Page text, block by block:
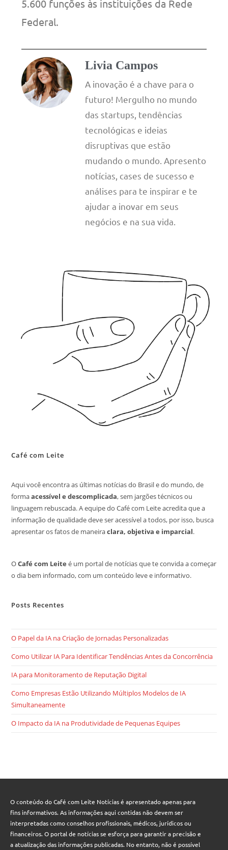
5.600 funções às instituições da Rede
Federal.
Livia Campos
A inovação é a chave para o
futuro! Mergulho no mundo
das startups, tendências
tecnológicas e ideias
disruptivas que estão
mudando o mundo. Apresento
notícias, cases de sucesso e
análises para te inspirar e te
ajudar a inovar em seus
negócios e na sua vida.
Café com Leite
Aqui você encontra as últimas notícias do Brasil e do mundo, de
formaacessível e descomplicada, sem jargões técnicos ou
linguagem rebuscada. A equipe do Café com Leite acredita que a
informação de qualidade deve ser acessível a todos, por isso, busca
apresentar os fatos de maneiraclara, objetiva e imparcial.
OCafé com Leite é um portal de notícias que te convida a começar
o dia bem informado, com um conteúdo leve e informativo.
Posts Recentes
O Papel da IA na Criação de Jornadas Personalizadas
Como Utilizar IA Para Identificar Tendências Antes da Concorrência
IA para Monitoramento de Reputação Digital
Como Empresas Estão Utilizando Múltiplos Modelos de IA
Simultaneamente
O Impacto da IA na Produtividade de Pequenas Equipes
O conteúdo do Café com Leite Notícias é apresentado apenas para
fins informativos. As informações aqui contidas não devem ser
interpretadas como conselhos profissionais, médicos, jurídicos ou
financeiros. O portal de notícias se esforça para garantir a precisão e
a atualização das informações publicadas. No entanto, não é possível